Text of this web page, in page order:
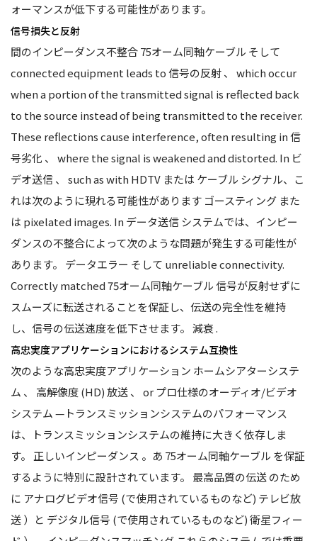
ォーマンスが低下する可能性があります。
信号損失と反射
間のインピーダンス不整合75オーム同軸ケーブル そして
connected equipment leads to信号の反射、 which occur
when a portion of the transmitted signal is reflected back
to the source instead of being transmitted to the receiver.
These reflections cause interference, often resulting in信
号劣化 、 where the signal is weakened and distorted. In ビ
デオ送信、 such as with HDTV または ケーブル シグナル、こ
れは次のように現れる可能性があります ゴースティング また
は pixelated images. In データ送信システムでは、インピー
ダンスの不整合によって次のような問題が発生する可能性が
あります。 データエラー そして unreliable connectivity.
Correctly matched75オーム同軸ケーブル信号が反射せずに
スムーズに転送されることを保証し、伝送の完全性を維持
し、信号の伝送速度を低下させます。 減衰.
高忠実度アプリケーションにおけるシステム互換性
次のような高忠実度アプリケーション ホームシアターシステ
ム 、 高解像度 (HD) 放送、 orプロ仕様のオーディオ/ビデオ
システム—トランスミッションシステムのパフォーマンス
は、トランスミッションシステムの維持に大きく依存しま
す。 正しいインピーダンス 。あ 75オーム同軸ケーブル を保証
するように特別に設計されています。 最高品質の伝送のため
に アナログビデオ信号 (で使用されているものなど) テレビ放
送）と デジタル信号 (で使用されているものなど)衛星フィー